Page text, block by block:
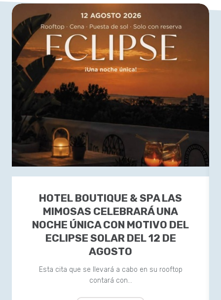
HOTEL BOUTIQUE & SPA LAS
MIMOSAS CELEBRARÁ UNA
NOCHE ÚNICA CON MOTIVO DEL
ECLIPSE SOLAR DEL 12 DE
AGOSTO
Esta cita que se llevará a cabo en su rooftop
contará con…